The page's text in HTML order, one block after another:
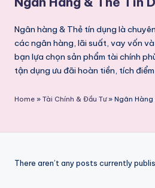
g
E
A
I
-
a
giữ
kỷ
niệm
–
blog!"
Ngân hàng & Thẻ tín dụng là
các ngân hàng, lãi suất, vay vốn
bạn lựa chọn sản phẩm tài chính
tận dụng ưu đãi hoàn tiền, tích điểm
Home » Tài Chính & Đầu Tư» Ngân Hàng
There aren’t any posts currently